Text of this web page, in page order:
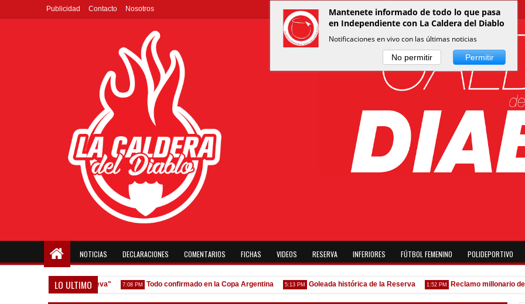
Publicidad Contacto Nosotros
NOTICIAS DECLARACIONES COMENTARIOS FICHAS VIDEOS RESERVA INFERIORES FÚTBOL FEMENINO POLIDEPORTIVO
LO ULTIMO
y que venga gente nueva" 7:08 PM Todo confirmado en la Copa Argentina 5:13 PM Goleada histórica de la Reserva 1:52 PM Reclamo millonario de San
Mantenete informado de todo lo que pasa
en Independiente con La Caldera del Diablo
Notificaciones en vivo con las últimas noticias
No permitir Permitir